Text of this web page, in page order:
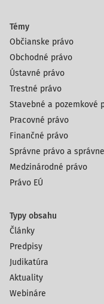
Témy
Občianske právo
Obchodné právo
Ústavné právo
Trestné právo
Stavebné a pozemkové
Pracovné právo
Finančné právo
Správne právo a
Medzinárodné právo
Právo EÚ
Typy obsahu
Články
Predpisy
Judikatúra
Aktuality
Webináre